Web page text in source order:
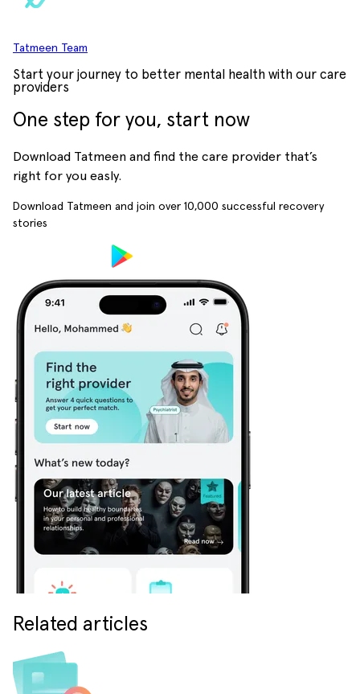
Tatmeen Team
Start your journey to better mental health with our care
providers
One step for you, start now
Download Tatmeen and find the care provider that’s
right for you easly.
Download Tatmeen and join over 10,000 successful recovery
stories
Related articles